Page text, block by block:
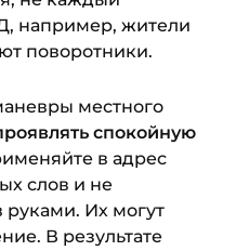
например, жители
поворотники.
местного
спокойную
в адрес
слов и не
Их могут
В результате